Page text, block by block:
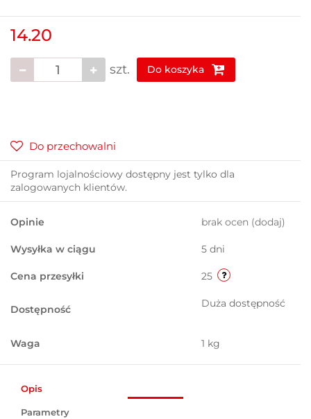
14.20
szt. Do koszyka
Do przechowalni
Program lojalnościowy dostępny jest tylko dla
zalogowanych klientów.
Opinie brak ocen (dodaj)
Wysyłka w ciągu 5 dni
Cena przesyłki 25
Dostępność Duża dostępność
Waga 1 kg
Opis
Parametry